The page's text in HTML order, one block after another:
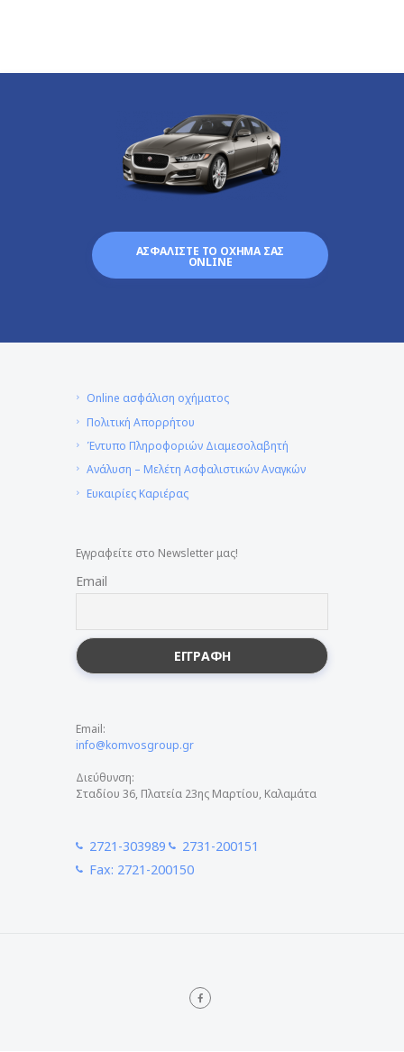
ΑΣΦΑΛΙΣΤΕ ΤΟ ΟΧΗΜΑ ΣΑΣ
ONLINE
Online ασφάλιση οχήματος
Πολιτική Απορρήτου
Έντυπο Πληροφοριών Διαμεσολαβητή
Ανάλυση – Μελέτη Ασφαλιστικών Αναγκών
Ευκαιρίες Καριέρας
Εγγραφείτε στο Newsletter μας!
Email
Email:
info@komvosgroup.gr
Διεύθυνση:
Σταδίου 36, Πλατεία 23ης Μαρτίου, Καλαμάτα
2721-303989
2731-200151
Fax: 2721-200150